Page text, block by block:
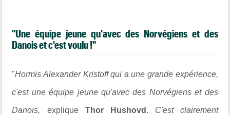
"Une équipe jeune qu'avec des Norvégiens et des
Danois et c'est voulu !"
"Hormis Alexander Kristoff qui a une grande expérience,
c'est une équipe jeune qu'avec des Norvégiens et des
Danois, explique Thor Hushovd . C'est clairement